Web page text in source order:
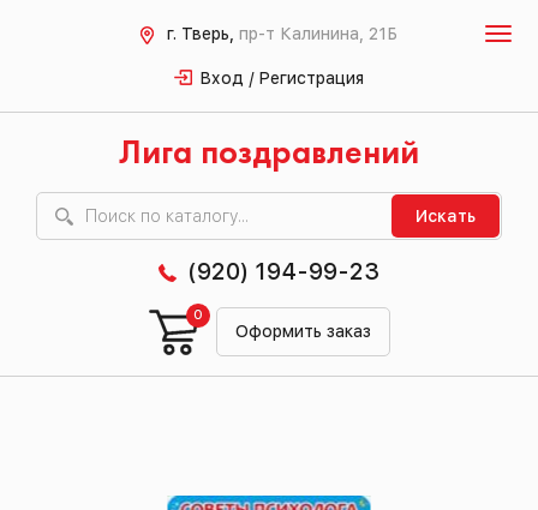
г. Тверь, пр-т Калинина, 21Б
Вход / Регистрация
Лига поздравлений
Искать
(920) 194-99-23
Оформить заказ
0